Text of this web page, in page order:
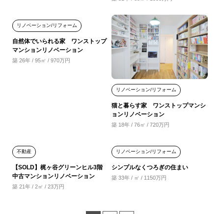
リノベーション/リフォーム
自然体でいられる家 ワンストップ
マンションリノベーション
築 26年 / 95㎡ / 970万円
リノベーション/リフォーム
猫と暮らす家 ワンストップマンシ
ョンリノベーション
築 18年 / 76㎡ / 720万円
不動産
【SOLD】梶ヶ谷グリーンヒル3階
中古マンションリノベーション
築 21年 / 2㎡ / 23万円
リノベーション/リフォーム
シンプルなくつろぎの住まい
築 33年 / ㎡ / 1150万円